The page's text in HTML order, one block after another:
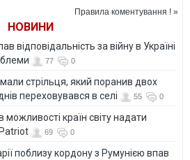
в Україні
Правила коментування ! »
НОВИНИ
відповідальність за війну в Україні
77 0
стрільця, який поранив двох
переховувався в селі
55 0
можливості країн світу надати
69 0
поблизу кордону з Румунією впав